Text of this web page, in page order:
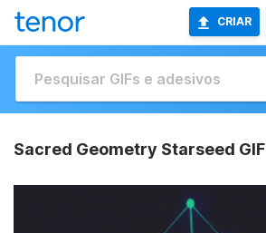
CRIAR
Sacred Geometry Starseed GIF